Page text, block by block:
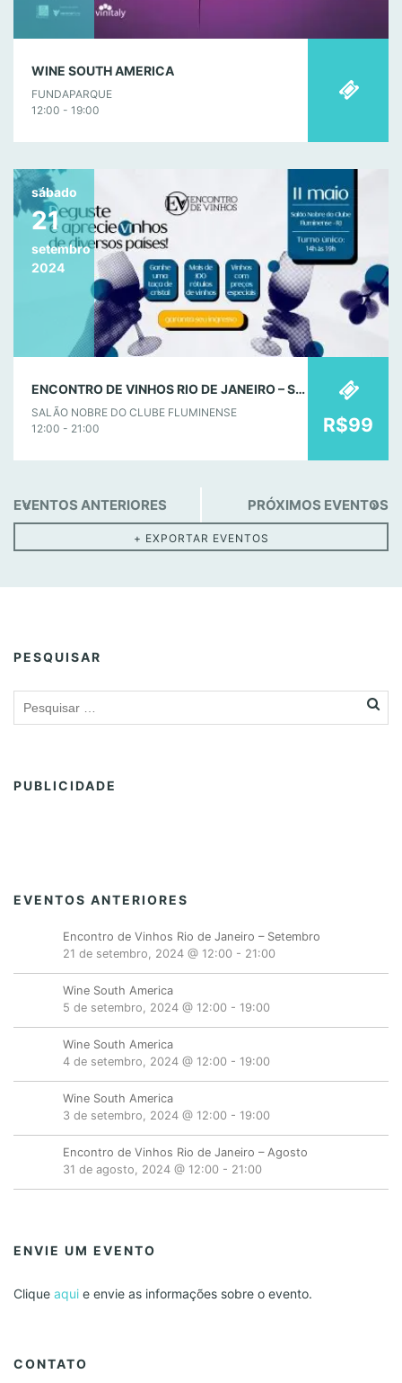
WINE SOUTH AMERICA
FUNDAPARQUE
12:00 - 19:00
sábado
21
setembro
2024
ENCONTRO DE VINHOS RIO DE JANEIRO – SETEMBRO
SALÃO NOBRE DO CLUBE FLUMINENSE
12:00 - 21:00
R$99
E
v
e
t
L
i
t
a
t
«
EVENTOS ANTERIORES PRÓXIMOS EVENTOS
»
+ EXPORTAR EVENTOS
PESQUISAR
PUBLICIDADE
EVENTOS ANTERIORES
Encontro de Vinhos Rio de Janeiro – Setembro
21 de setembro, 2024 @ 12:00 - 21:00
Wine South America
5 de setembro, 2024 @ 12:00 - 19:00
Wine South America
4 de setembro, 2024 @ 12:00 - 19:00
Wine South America
3 de setembro, 2024 @ 12:00 - 19:00
Encontro de Vinhos Rio de Janeiro – Agosto
31 de agosto, 2024 @ 12:00 - 21:00
ENVIE UM EVENTO
Clique aqui e envie as informações sobre o evento.
CONTATO